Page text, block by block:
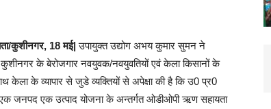
कुशीनगर, 18 मई| उपायुक्त उद्योग अभय कुमार सुमन ने
के बेरोजगार नवयुवक/नवयुवतियों एवं केला किसानों के
केला के व्यापार से जुडे व्यक्तियों से अपेक्षा की है कि उ0 प्र0
जनपद एक उत्पाद योजना के अन्तर्गत ओडीओपी ऋण सहायता